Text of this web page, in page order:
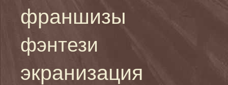
франшизы
фэнтези
экранизация